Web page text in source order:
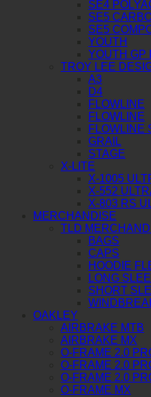
SE4
SE5
SE5
YOUTH
YOUTH GP
TROY LEE
A3
D4
FLOWLINE
FLOWLINE
FLOWLINE
GRAIL
STAGE
X-LITE
X-1005
X-552
X-803 RS
MERCHANDISE
TLD
BAGS
CAPS
HOODIE
LONG
SHORT
OAKLEY
AIRBRAKE MTB
AIRBRAKE MX
O-FRAME 2.0
O-FRAME 2.0
O-FRAME 2.0
O-FRAME MX